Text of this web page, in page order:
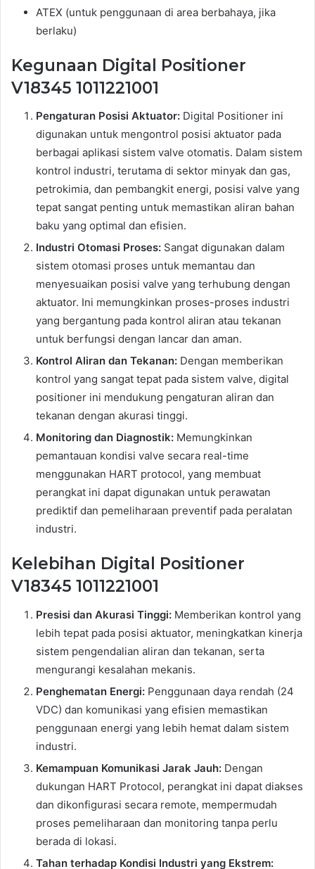
ATEX (untuk penggunaan di area berbahaya, jika
berlaku)
Kegunaan Digital Positioner
V18345 1011221001
Pengaturan Posisi Aktuator: Digital Positioner ini
digunakan untuk mengontrol posisi aktuator pada
berbagai aplikasi sistem valve otomatis. Dalam sistem
kontrol industri, terutama di sektor minyak dan gas,
petrokimia, dan pembangkit energi, posisi valve yang
tepat sangat penting untuk memastikan aliran bahan
baku yang optimal dan efisien.
Industri Otomasi Proses: Sangat digunakan dalam
sistem otomasi proses untuk memantau dan
menyesuaikan posisi valve yang terhubung dengan
aktuator. Ini memungkinkan proses-proses industri
yang bergantung pada kontrol aliran atau tekanan
untuk berfungsi dengan lancar dan aman.
Kontrol Aliran dan Tekanan: Dengan memberikan
kontrol yang sangat tepat pada sistem valve, digital
positioner ini mendukung pengaturan aliran dan
tekanan dengan akurasi tinggi.
Monitoring dan Diagnostik: Memungkinkan
pemantauan kondisi valve secara real-time
menggunakan HART protocol, yang membuat
perangkat ini dapat digunakan untuk perawatan
prediktif dan pemeliharaan preventif pada peralatan
industri.
Kelebihan Digital Positioner
V18345 1011221001
Presisi dan Akurasi Tinggi: Memberikan kontrol yang
lebih tepat pada posisi aktuator, meningkatkan kinerja
sistem pengendalian aliran dan tekanan, serta
mengurangi kesalahan mekanis.
Penghematan Energi: Penggunaan daya rendah (24
VDC) dan komunikasi yang efisien memastikan
penggunaan energi yang lebih hemat dalam sistem
industri.
Kemampuan Komunikasi Jarak Jauh: Dengan
dukungan HART Protocol, perangkat ini dapat diakses
dan dikonfigurasi secara remote, mempermudah
proses pemeliharaan dan monitoring tanpa perlu
berada di lokasi.
Tahan terhadap Kondisi Industri yang Ekstrem: